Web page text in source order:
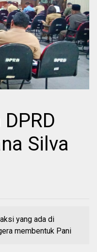
Silva
yang ada di
membentuk Pani